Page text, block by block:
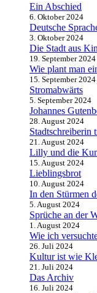
Ein Abschied
6. Oktober 2024
Deutsche
3. Oktober 2024
Die Stadt aus
19. September 2024
Wie plant man
15. September 2024
Stromabwärts
5. September 2024
Johannes
28. August 2024
Stadtschreiberin
21. August 2024
Lilly und die
15. August 2024
Lieblingsbrot
10. August 2024
In den Stürmen
5. August 2024
Sprüche an der
1. August 2024
Wie ich
26. Juli 2024
Kultur ist wie
21. Juli 2024
Das Archiv
16. Juli 2024